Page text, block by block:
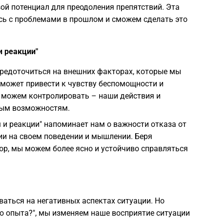
потенциал для преодоления препятствий. Эта
с проблемами в прошлом и сможем сделать это
реакции"
на внешних факторах, которые мы
привести к чувству беспомощности и
контролировать – наши действия и
возможностям.
реакции" напоминает нам о важности отказа от
на своем поведении и мышлении. Беря
мы можем более ясно и устойчиво справляться
на негативных аспектах ситуации. Но
опыта?", мы изменяем наше восприятие ситуации